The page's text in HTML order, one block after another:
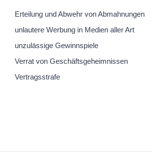
Erteilung und Abwehr von Abmahnungen
unlautere Werbung in Medien aller Art
unzulässige Gewinnspiele
Verrat von Geschäftsgeheimnissen
Vertragsstrafe